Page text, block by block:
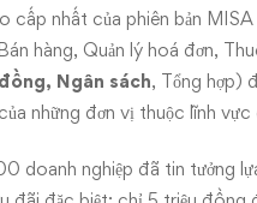
cấp nhất của phiên bản
hàng, Quản lý hoá đơn,
Ngân sách, Tổng hợp)
những đơn vị thuộc lĩnh vực
doanh nghiệp đã tin tưởng